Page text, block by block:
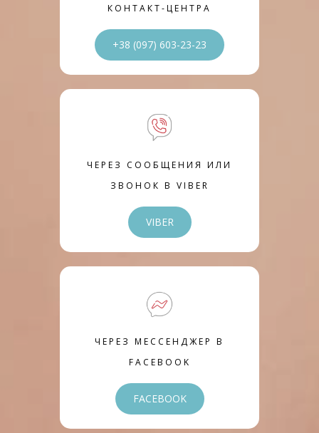
КОНТАКТ-ЦЕНТРА
+38 (097) 603-23-23
ЧЕРЕЗ СООБЩЕНИЯ ИЛИ
ЗВОНОК В VIBER
VIBER
ЧЕРЕЗ МЕССЕНДЖЕР В
FACEBOOK
FACEBOOK